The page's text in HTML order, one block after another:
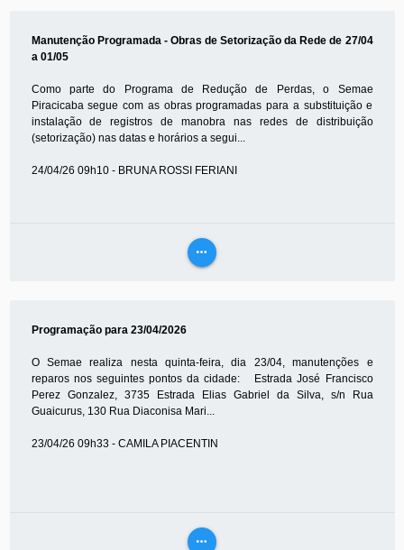
Manutenção Programada - Obras de Setorização da Rede de 27/04
a 01/05
Como parte do Programa de Redução de Perdas, o Semae
Piracicaba segue com as obras programadas para a substituição e
instalação de registros de manobra nas redes de distribuição
(setorização) nas datas e horários a segui...
24/04/26 09h10 - BRUNA ROSSI FERIANI
more_horiz
Programação para 23/04/2026
O Semae realiza nesta quinta-feira, dia 23/04, manutenções e
reparos nos seguintes pontos da cidade: Estrada José Francisco
Perez Gonzalez, 3735 Estrada Elias Gabriel da Silva, s/n Rua
Guaicurus, 130 Rua Diaconisa Mari...
23/04/26 09h33 - CAMILA PIACENTIN
more_horiz